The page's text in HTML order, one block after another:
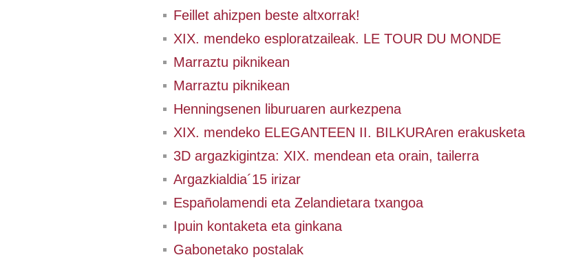
Feillet ahizpen beste altxorrak!
XIX. mendeko esploratzaileak. LE TOUR DU MONDE
Marraztu piknikean
Marraztu piknikean
Henningsenen liburuaren aurkezpena
XIX. mendeko ELEGANTEEN II. BILKURAren erakusketa
3D argazkigintza: XIX. mendean eta orain, tailerra
Argazkialdia´15 irizar
Españolamendi eta Zelandietara txangoa
Ipuin kontaketa eta ginkana
Gabonetako postalak